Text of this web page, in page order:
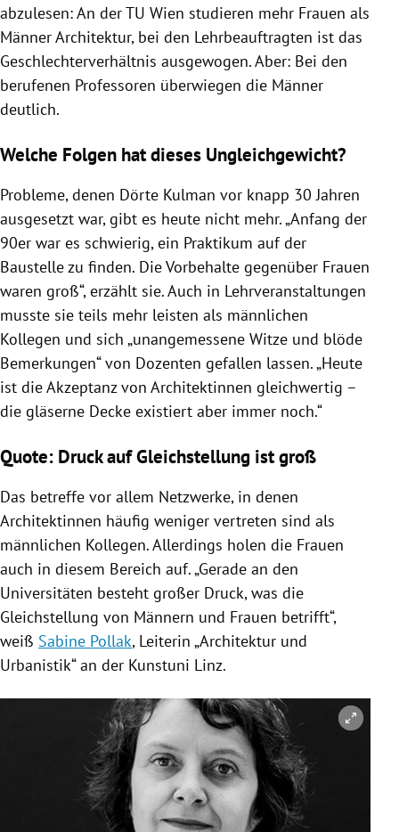
abzulesen: An derTU Wien studieren mehr Frauen als
Männer Architektur, bei den Lehrbeauftragten ist das
Geschlechterverhältnis ausgewogen. Aber: Bei den
berufenen Professoren überwiegen die Männer
deutlich.
Welche Folgen hat dieses Ungleichgewicht?
Probleme, denen Dörte Kulman vor knapp 30 Jahren
ausgesetzt war, gibt es heute nicht mehr. „Anfang der
90er war es schwierig, ein Praktikum auf der
Baustelle zu finden. Die Vorbehalte gegenüber Frauen
waren groß“, erzählt sie. Auch in Lehrveranstaltungen
musste sie teils mehr leisten als männlichen
Kollegen und sich „unangemessene Witze und blöde
Bemerkungen“ von Dozenten gefallen lassen. „Heute
ist die Akzeptanz von Architektinnen gleichwertig –
die gläserne Decke existiert aber immer noch.“
Quote: Druck auf Gleichstellung ist groß
Das betreffe vor allem Netzwerke, in denen
Architektinnen häufig weniger vertreten sind als
männlichen Kollegen. Allerdings holen die Frauen
auch in diesem Bereich auf. „Gerade an den
Universitäten besteht großer Druck, was die
Gleichstellung von Männern und Frauen betrifft“,
weiß Sabine Pollak, Leiterin „Architektur und
Urbanistik“ an der Kunstuni Linz.